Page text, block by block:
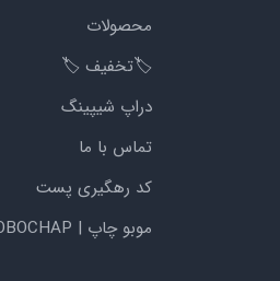
محصولات
🏷️تخفیف 🏷️
دراپ شیپینگ
تماس با ما
کد رهگیری پست
موبو چاپ | MOBOCHAP